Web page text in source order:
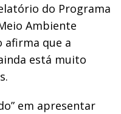
do Programa
Ambiente
afirma que a
está muito
em apresentar